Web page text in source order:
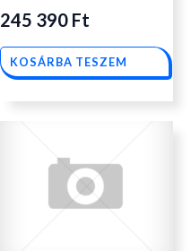
245 390 Ft
KOSÁRBA TESZEM